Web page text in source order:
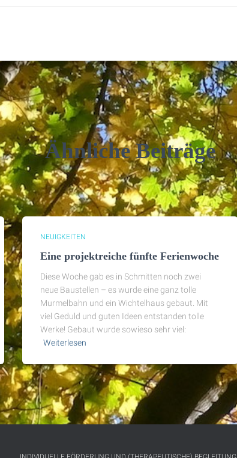
Ähnliche Beiträge
NEUIGKEITEN
Eine projektreiche fünfte Ferienwoche
Diese Woche gab es in Schmitten noch zwei
neue Baustellen – es wurde eine ganz tolle
Murmelbahn und ein Wichtelhaus gebaut. Mit
viel Geduld und guten Ideen entstanden tolle
Werke! Gebaut wurde sowieso sehr viel:
Weiterlesen